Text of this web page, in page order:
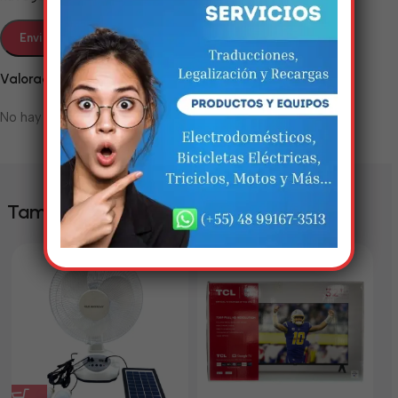
Valoraciones
No hay valoraciones aún.
También te puede interesar
Em breve, esta página estará
disponível com novidades
incríveis. Agradecemos pela
paciência e compreensão.